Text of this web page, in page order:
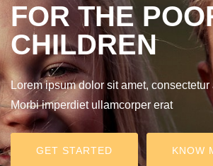
FOR THE
CHILDREN
Lorem ipsum dolor sit amet,
Morbi imperdiet ullamcorper erat
GET STARTED KNOW